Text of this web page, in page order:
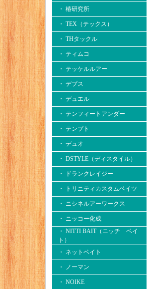
・ 椿研究所
・ TEX（テックス）
・ THタックル
・ ティムコ
・ テッケルルアー
・ デプス
・ デュエル
・ テンフィートアンダー
・ テンプト
・ デュオ
・ DSTYLE（ディスタイル）
・ ドランクレイジー
・ トリニティカスタムベイツ
・ ニシネルアーワークス
・ ニッコー化成
・ NITTI BAIT（ニッチ ベイ
ト）
・ ネットベイト
・ ノーマン
・ NOIKE